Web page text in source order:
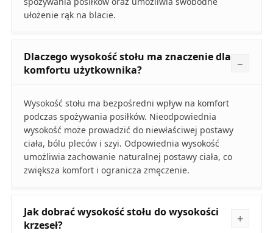
ułożenie rąk na blacie.
Dlaczego wysokość stołu ma znaczenie dla
komfortu użytkownika?
Wysokość stołu ma bezpośredni wpływ na komfort
podczas spożywania posiłków. Nieodpowiednia
wysokość może prowadzić do niewłaściwej postawy
ciała, bólu pleców i szyi. Odpowiednia wysokość
umożliwia zachowanie naturalnej postawy ciała, co
zwiększa komfort i ogranicza zmęczenie.
Jak dobrać wysokość stołu do wysokości
krzeseł?